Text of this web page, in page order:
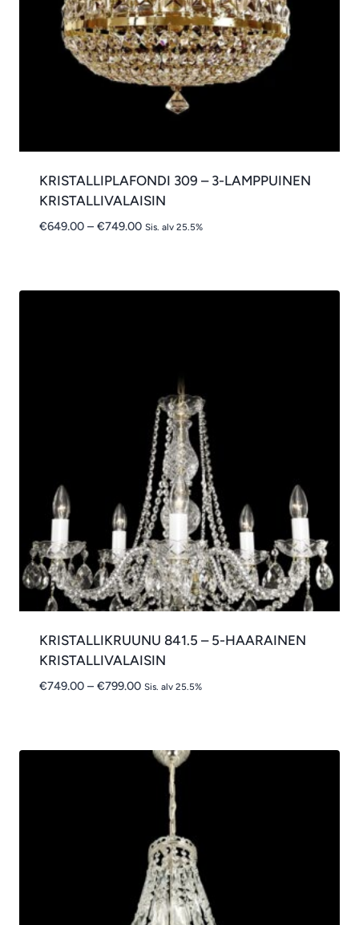
KRISTALLIPLAFONDI 309 – 3-LAMPPUINEN
KRISTALLIVALAISIN
€649.00 – €749.00Hintaluokka:
Sis. alv 25.5%
KRISTALLIKRUUNU 841.5 – 5-HAARAINEN
KRISTALLIVALAISIN
€749.00 – €799.00Hintaluokka:
Sis. alv 25.5%